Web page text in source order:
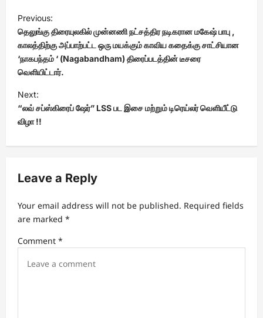
P
o
s
t
a
v
a
i
n
Previous:
தெலுங்கு திரையுலகில் முன்னணி நட்சத்திர நடிகரான மகேஷ் பாபு ,
காலத்திற்கு அப்பாற்பட்ட ஒரு மயக்கும் காவிய கதைக்கு சாட்சியான
‘நாகபந்தம் ‘ (Nagabandham) திரைப்படத்தின் டீசரை
வெளியிட்டார்.
Next:
“லவ் சப்ஸ்கிரைப் ஷேர்” LSS பட இசை மற்றும் டிரெய்லர் வெளியீட்டு
விழா !!
Leave a Reply
Your email address will not be published. Required fields
are marked *
Comment *